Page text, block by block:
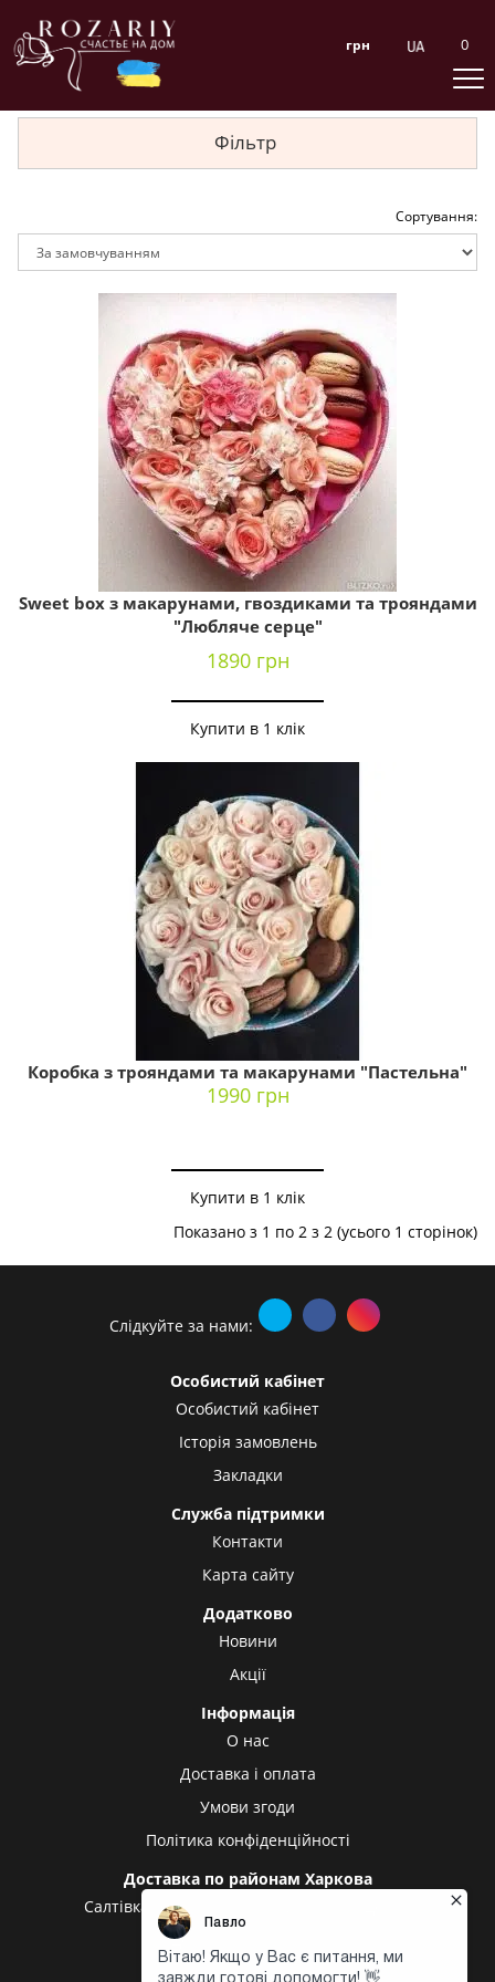
грн 0
Фільтр
Сортування:
Sweet box з макарунами, гвоздиками та трояндами
"Любляче серце"
1890 грн
Купити в 1 клік
Коробка з трояндами та макарунами "Пастельна"
1990 грн
Купити в 1 клік
Показано з 1 по 2 з 2 (усього 1 сторінок)
Слідкуйте за нами:
Особистий кабінет
Особистий кабінет
Історія замовлень
Закладки
Служба підтримки
Контакти
Карта сайту
Додатково
Новини
Акції
Інформація
О нас
Доставка і оплата
Умови згоди
Політика конфіденційності
Доставка по районам Харкова
Салтівка
Олексіївка
Центральний ринок